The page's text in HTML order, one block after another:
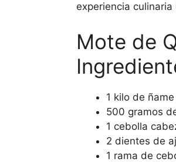
experiencia culinaria
Mote de
1 kilo de
500 gramos
1 cebolla
2 dientes de
1 rama de